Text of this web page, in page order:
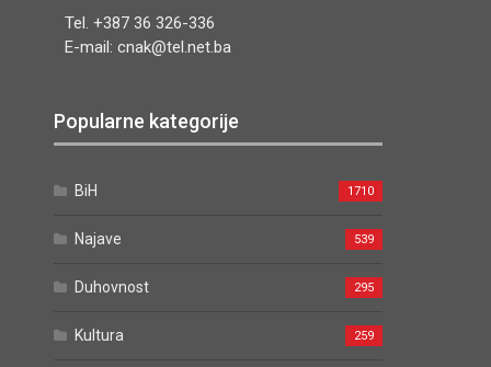
Tel. +387 36 326-336
E-mail: cnak@tel.net.ba
Popularne kategorije
BiH 1710
Najave 539
Duhovnost 295
Kultura 259